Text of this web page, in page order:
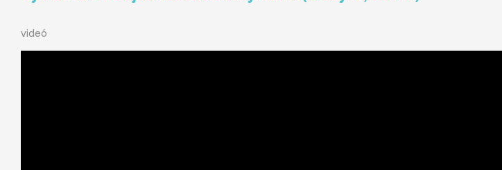
videó